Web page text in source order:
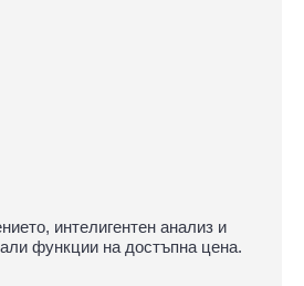
интелигентен анализ и
функции на достъпна цена.